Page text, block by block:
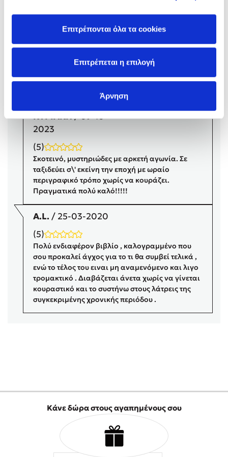
Επιτρέπονται όλα τα cookies
Επιτρέπεται η επιλογή
Άρνηση
Κατρίνα Τσάνταλη
Mimi Matthews
Rebecca Yarros
Emily Henry
Ali Hazelwood
Cori Doerrfeld
Pierdomenico Baccalario
Δανάη Ιμπραχήμ
Δημοφιλή Άρθρα
Τεστ: Ποιο αστυνομικό βιβλίο σου ταιριάζει για το καλοκαίρι;
3 βιβλία βασισμένα σε αληθινά γεγονότα!
Ο εθισμός των παιδιών στις οθόνες δεν είναι «το πρόβλημα»
Μια λέξη που συχνά νιώθεις αλλά την αγνοείς
Τι είναι η νευροποικιλότητα; Η Δρ. Δανάη Δεληγεώργη
σύγκρουση με τη δική τους για εκτόνωση
Πάνω, κάτω, μπροστά, πίσω; Κάνε το τεστ και ανακάλυψε την
Συνδέσου
Δημιουργία Λογαριασμού
ΚΥΡΙΑΚΗ/ 09-10-
2023
(5)
Σκοτεινό, μυστηριώδες με αρκετή αγωνία. Σε
ταξιδεύει σ\' εκείνη την εποχή με ωραίο
περιγραφικό τρόπο χωρίς να κουράζει.
Πραγματικά πολύ καλό!!!!!
A.L./ 25-03-2020
(5)
Πολύ ενδιαφέρον βιβλίο , καλογραμμένο που
σου προκαλεί άγχος για το τι θα συμβεί τελικά ,
ενώ το τέλος του ειναι μη αναμενόμενο και λιγο
τρομακτικό . Διαβάζεται άνετα χωρίς να γίνεται
κουραστικό και το συστήνω στους λάτρεις της
συγκεκριμένης χρονικής περιόδου .
Κάνε δώρα στους αγαπημένους σου